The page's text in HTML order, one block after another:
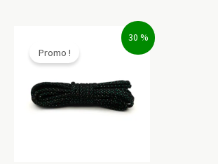
30 %
Promo !